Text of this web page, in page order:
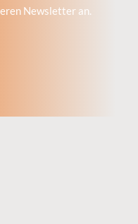
Newsletter an.